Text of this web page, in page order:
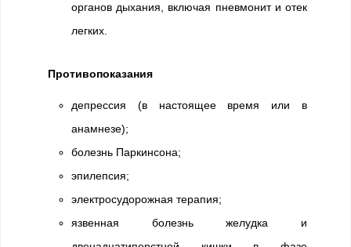
органов дыхания, включая пневмонит и отек
легких.
Противопоказания
депрессия (в настоящее время или в
анамнезе);
болезнь Паркинсона;
эпилепсия;
электросудорожная терапия;
язвенная болезнь желудка и